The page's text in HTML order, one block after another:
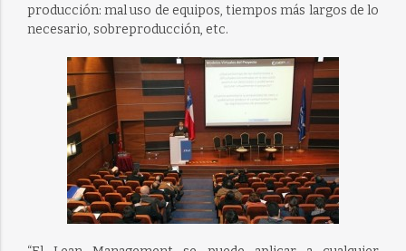
producción: mal uso de equipos, tiempos más largos de lo
necesario, sobreproducción, etc.